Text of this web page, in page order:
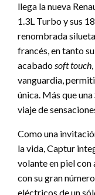
llega la nueva
1.3L Turbo y sus
renombrada
francés, en tanto
acabadosoft touch
vanguardia,
única. Más que
viaje de
Como una
la vida, Captur
volante en piel
con su gran
eléctricos de un